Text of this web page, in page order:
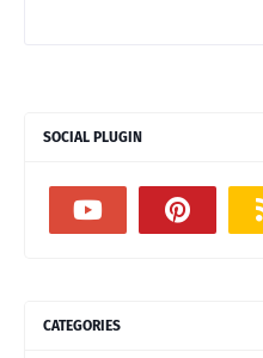
SOCIAL PLUGIN
CATEGORIES